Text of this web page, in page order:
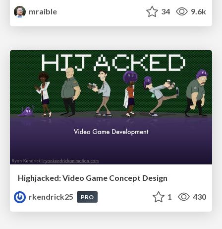
mraible
34 9.6k
Highjacked: Video Game Concept Design
rkendrick25
PRO 1 430